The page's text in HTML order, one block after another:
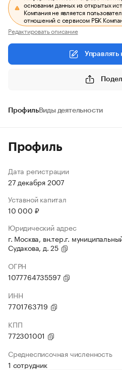
основании данных из открытых
Компания не является
отношений с сервисом РБК
Редактировать описание
Управлять
ПрофильВиды деятельности
Профиль
Дата регистрации
27 декабря 2007
Уставной капитал
10 000 ₽
Юридический адрес
г. Москва, вн.тер.г.
Судакова, д. 25
ОГРН
1077764735597
ИНН
7701763719
КПП
772301001
Среднесписочная численность
1 сотрудник